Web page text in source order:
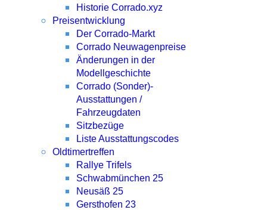
Historie Corrado.xyz
Preisentwicklung
Der Corrado-Markt
Corrado Neuwagenpreise
Änderungen in der
Modellgeschichte
Corrado (Sonder)-
Ausstattungen /
Fahrzeugdaten
Sitzbezüge
Liste Ausstattungscodes
Oldtimertreffen
Rallye Trifels
Schwabmünchen 25
Neusäß 25
Gersthofen 23